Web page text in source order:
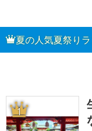
夏の人気夏祭り
1